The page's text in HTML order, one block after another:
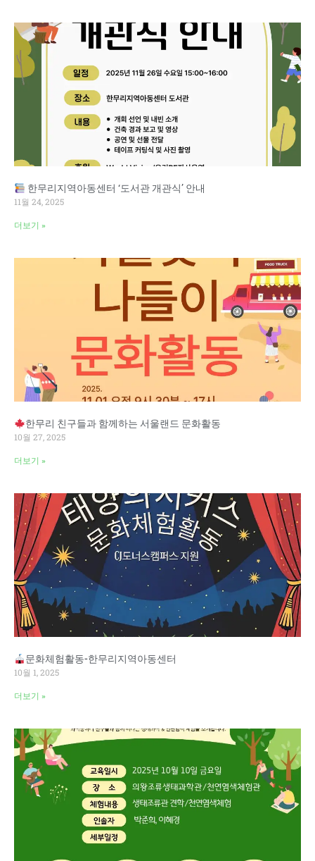
한무리지역아동센터 ‘도서관 개관식’ 안내
11월 24, 2025
더보기 »
한무리 친구들과 함께하는 서울랜드 문화활동
10월 27, 2025
더보기 »
문화체험활동-한무리지역아동센터
10월 1, 2025
더보기 »